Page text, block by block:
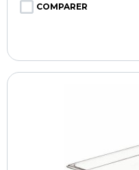
COMPARER